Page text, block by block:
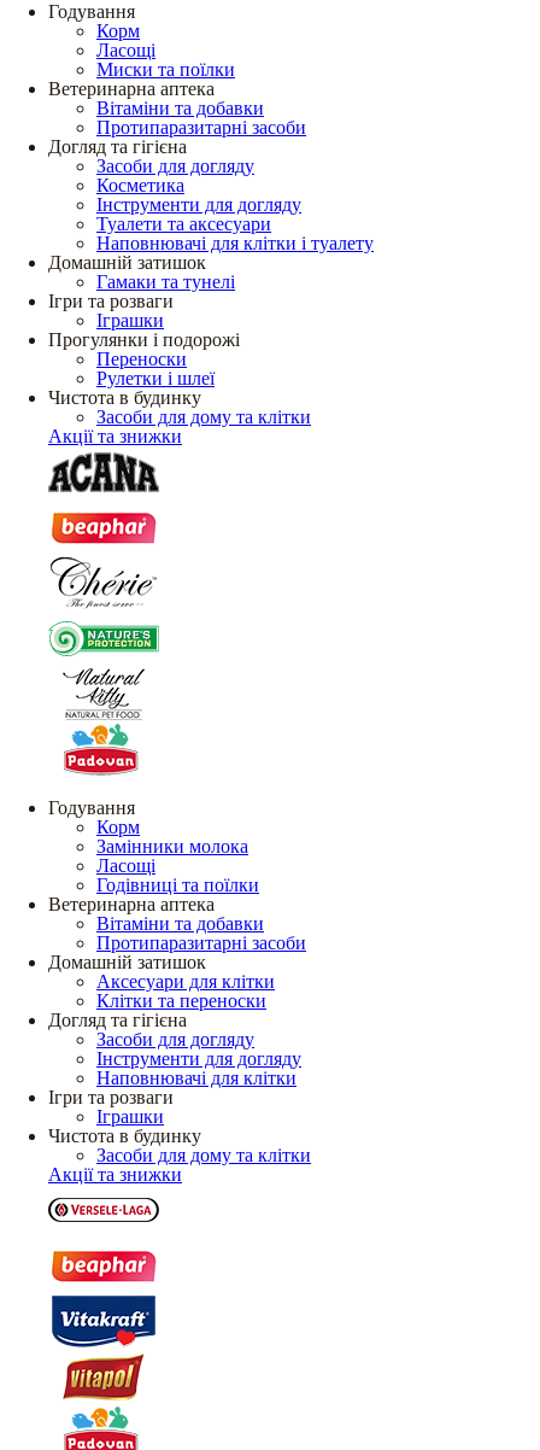
Годування
Корм
Ласощі
Миски та поїлки
Ветеринарна аптека
Вітаміни та добавки
Протипаразитарні засоби
Догляд та гігієна
Засоби для догляду
Косметика
Інструменти для догляду
Туалети та аксесуари
Наповнювачі для клітки і туалету
Домашній затишок
Гамаки та тунелі
Ігри та розваги
Іграшки
Прогулянки і подорожі
Переноски
Рулетки і шлеї
Чистота в будинку
Засоби для дому та клітки
Акції та знижки
Годування
Корм
Замінники молока
Ласощі
Годівниці та поїлки
Ветеринарна аптека
Вітаміни та добавки
Протипаразитарні засоби
Домашній затишок
Аксесуари для клітки
Клітки та переноски
Догляд та гігієна
Засоби для догляду
Інструменти для догляду
Наповнювачі для клітки
Ігри та розваги
Іграшки
Чистота в будинку
Засоби для дому та клітки
Акції та знижки